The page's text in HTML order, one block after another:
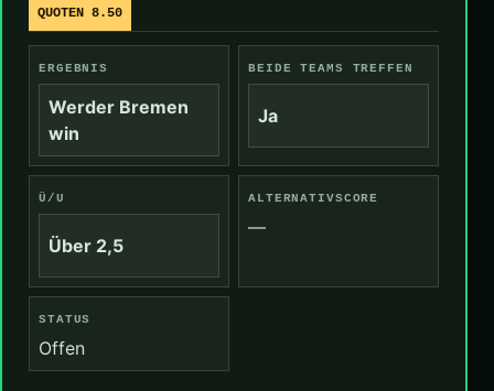
QUOTEN 8.50
ERGEBNIS
Werder Bremen
win
BEIDE TEAMS TREFFEN
Ja
Ü/U
Über 2,5
ALTERNATIVSCORE
—
STATUS
Offen